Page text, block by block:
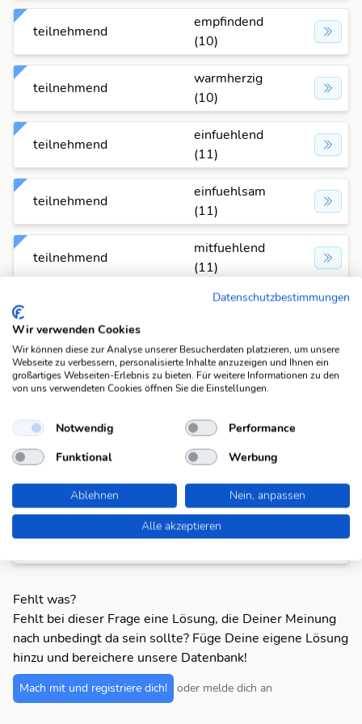
teilnehmend
empfindend
(10)
teilnehmend
warmherzig
(10)
teilnehmend
einfuehlend
(11)
teilnehmend
einfuehlsam
(11)
teilnehmend
mitfuehlend
(11)
nachsichtig
teilnehmend
gefuehlsvoll
(12)
teilnehmend
zartfuehlend
(12)
teilnehmend
teilnehmend
ruecksichtsvo
Fehlt was?
Fehlt bei dieser Frage eine Lösung, die Deiner Meinung
nach unbedingt da sein sollte? Füge Deine eigene Lösung
hinzu und bereichere unsere Datenbank!
Mach mit und registriere dich! oder melde dich an
Datenschutzbestimmungen
Wir verwenden Cookies
Wir können diese zur Analyse unserer Besucherdaten platzieren, um unsere
Webseite zu verbessern, personalisierte Inhalte anzuzeigen und Ihnen ein
großartiges Webseiten-Erlebnis zu bieten. Für weitere Informationen zu den
von uns verwendeten Cookies öffnen Sie die Einstellungen.
Notwendig
Performance
Funktional
Werbung
Ablehnen
Nein, anpassen
Alle akzeptieren